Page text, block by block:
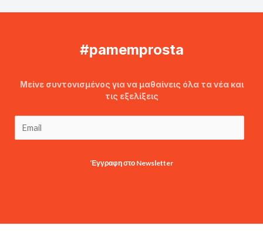
#pamemprosta
Μείνε συντονισμένος για να μαθαίνεις όλα τα νέα και
τις εξελίξεις
Έγγραφη στο Newsletter